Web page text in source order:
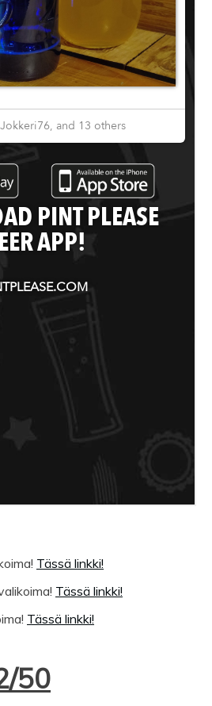
Tässä linkki!
Tässä linkki!
Tässä linkki!
50